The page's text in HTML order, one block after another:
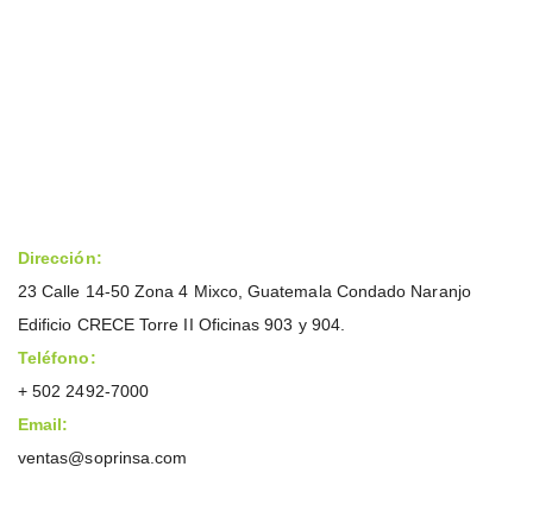
Dirección:
23 Calle 14-50 Zona 4 Mixco, Guatemala Condado Naranjo
Edificio CRECE Torre II Oficinas 903 y 904.
Teléfono:
+ 502 2492-7000
Email:
ventas@soprinsa.com